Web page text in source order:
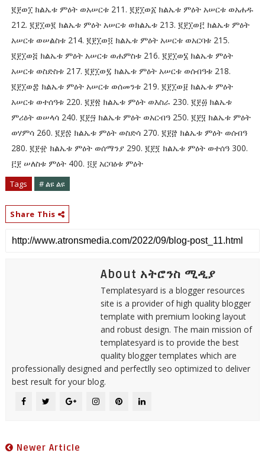
፪፻ወ፲ ክልኤቱ ምዕት ወአሠርቱ 211. ፪፻፲ወ፩ ክልኤቱ ምዕት አሠርቱ ወአሐዱ
212. ፪፻፲ወ፪ ክልኤቱ ምዕት አሠርቱ ወክልኤቱ 213. ፪፻፲ወ፫ ክልኤቱ ምዕት
አሠርቱ ወሠልስቱ 214. ፪፻፲ወ፬ ክልኤቱ ምዕት አሠርቱ ወአርባቱ 215.
፪፻፲ወ፭ ክልኤቱ ምዕት አሠርቱ ወሐምስቱ 216. ፪፻፲ወ፮ ክልኤቱ ምዕት
አሠርቱ ወስድስቱ 217. ፪፻፲ወ፯ ክልኤቱ ምዕት አሠርቱ ወሰብዓቱ 218.
፪፻፲ወ፰ ክልኤቱ ምዕት አሠርቱ ወሰመንቱ 219. ፪፻፲ወ፱ ክልኤቱ ምዕት
አሠርቱ ወተሰዓቱ 220. ፪፻፳ ክልኤቱ ምዕት ወእስራ 230. ፪፻፴ ክልኤቱ
ምሪዕት ወሠላሳ 240. ፪፻፵ ክልኤቱ ምዕት ወአርብዓ 250. ፪፻፶ ክልኤቱ ምዕት
ወሃምሳ 260. ፪፻፷ ክልኤቱ ምዕት ወስድሳ 270. ፪፻፸ ክልኤቱ ምዕት ወሰብዓ
280. ፪፻፹ ክልኤቱ ምዕት ወሰማንያ 290. ፪፻፺ ክልኤቱ ምዕት ወተሰዓ 300.
፫፻ ሠለስቱ ምዕት 400. ፬፻ አርባዕቱ ምዕት
Tags # ልዩ ልዩ
Share This
About አትሮንስ ሚዲያ
Templatesyard is a blogger resources
site is a provider of high quality blogger
template with premium looking layout
and robust design. The main mission of
templatesyard is to provide the best
quality blogger templates which are
professionally designed and perfectlly seo optimized to deliver
best result for your blog.
Newer Article